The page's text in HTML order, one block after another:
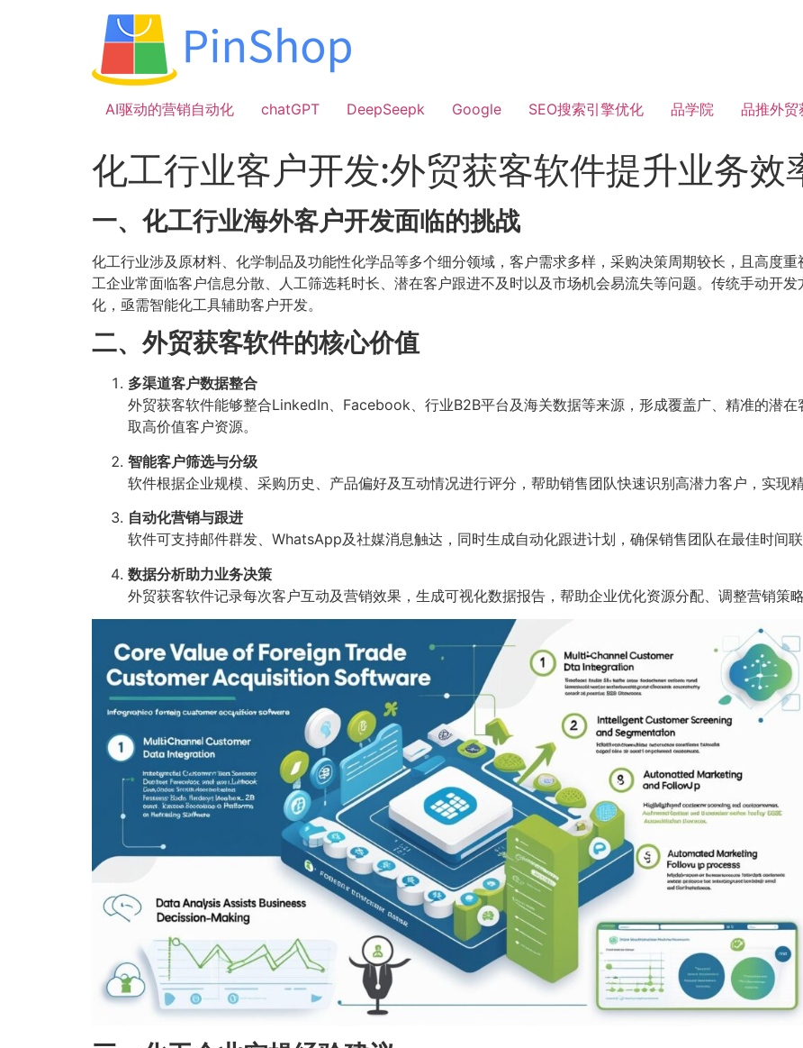
AI驱动的营销自动化
chatGPT DeepSeepk Google SEO搜索引擎优化 品学院 品推外贸
化工行业客户开发:外贸获客软件提升业务效
一、化工行业海外客户开发面临的挑战
化工行业涉及原材料、化学制品及功能性化学品等多个细分领域，客户需求多样，采购决策周期较长，且高度
工企业常面临客户信息分散、人工筛选耗时长、潜在客户跟进不及时以及市场机会易流失等问题。传统手动开
化，亟需智能化工具辅助客户开发。
二、外贸获客软件的核心价值
多渠道客户数据整合
外贸获客软件能够整合LinkedIn、Facebook、行业B2B平台及海关数据等来源，形成覆盖广、精准的潜
取高价值客户资源。
智能客户筛选与分级
软件根据企业规模、采购历史、产品偏好及互动情况进行评分，帮助销售团队快速识别高潜力客户，实现
自动化营销与跟进
软件可支持邮件群发、WhatsApp及社媒消息触达，同时生成自动化跟进计划，确保销售团队在最佳时间
数据分析助力业务决策
外贸获客软件记录每次客户互动及营销效果，生成可视化数据报告，帮助企业优化资源分配、调整营销策